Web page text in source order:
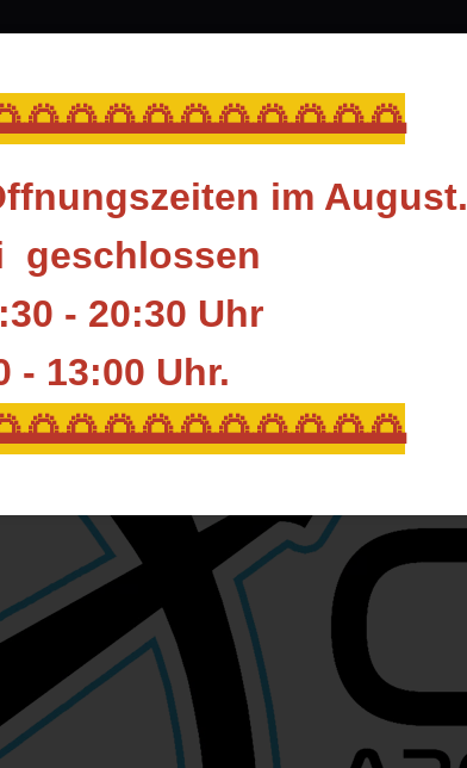
im August.
geschlossen
- 20:30 Uhr
- 13:00 Uhr.